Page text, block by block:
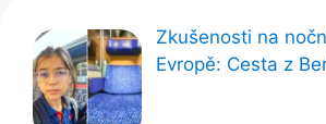
Zkušenosti na
Evropě: Cesta z